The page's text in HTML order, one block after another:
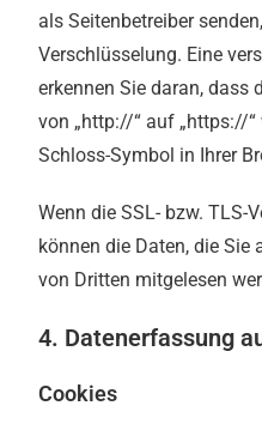
als Seitenbetreiber
Verschlüsselung. Eine
erkennen Sie daran, dass
von „http://“ auf „https://
Schloss-Symbol in Ihrer
Wenn die SSL- bzw. TLS-
können die Daten, die
von Dritten mitgelesen
4. Datenerfassung
Cookies